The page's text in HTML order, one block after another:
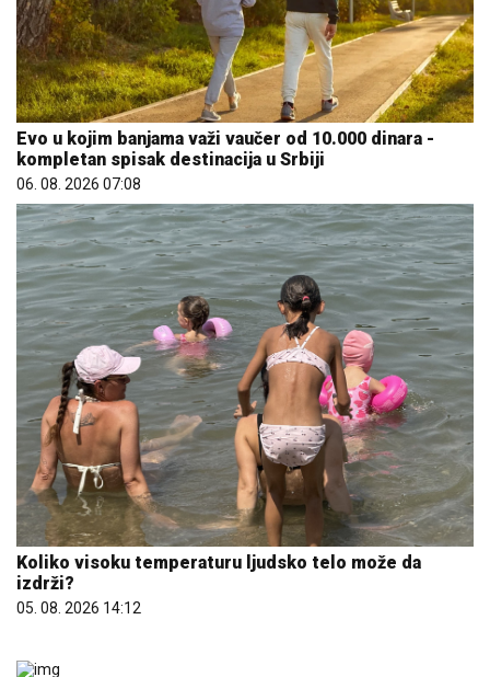
Evo u kojim banjama važi vaučer od 10.000 dinara -
kompletan spisak destinacija u Srbiji
06. 08. 2026 07:08
Koliko visoku temperaturu ljudsko telo može da
izdrži?
05. 08. 2026 14:12